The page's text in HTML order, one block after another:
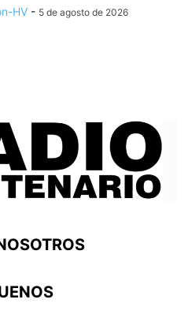
HV - 5 de agosto de 2026